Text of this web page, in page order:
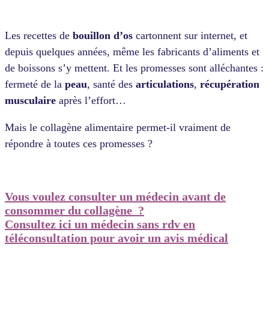
Les recettes de bouillon d’os cartonnent sur internet, et
depuis quelques années, même les fabricants d’aliments et
de boissons s’y mettent. Et les promesses sont alléchantes :
fermeté de la peau, santé des articulations, récupération
musculaire après l’effort…
Mais le collagène alimentaire permet-il vraiment de
répondre à toutes ces promesses ?
Vous voulez consulter un médecin avant de
consommer du collagène ?
Consultez ici un médecin sans rdv en
téléconsultation pour avoir un avis médical